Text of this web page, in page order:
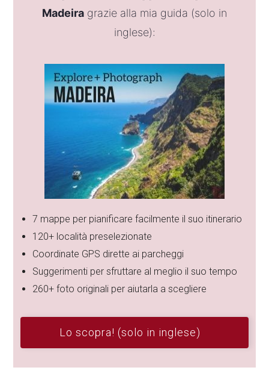
Madeira grazie alla mia guida (solo in
inglese):
7 mappe per pianificare facilmente il suo itinerario
120+ località preselezionate
Coordinate GPS dirette ai parcheggi
Suggerimenti per sfruttare al meglio il suo tempo
260+ foto originali per aiutarla a scegliere
Lo scopra! (solo in inglese)